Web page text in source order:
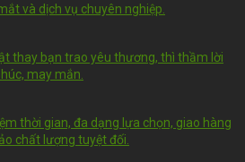
và dịch vụ chuyên nghiệp.
thay bạn trao yêu thương, thì thầm lời
may mắn.
thời gian, đa dạng lựa chọn, giao hàng
chất lượng tuyệt đối.